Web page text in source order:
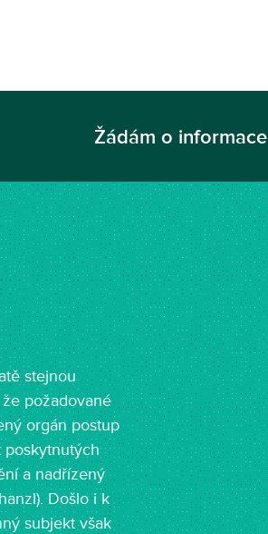
Žádám o informace
stejnou
požadované
orgán postup
a nadřízený
Došlo i k
subjekt však